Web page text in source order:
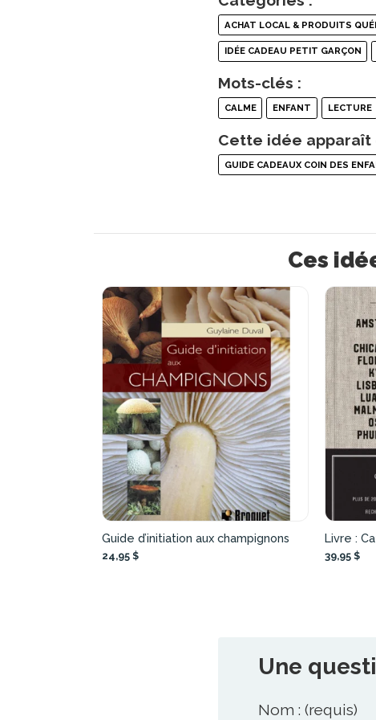
ACHAT LOCAL & PRODUITS
IDÉE CADEAU PETIT GARÇON
Mots-clés :
CALME ENFANT LECTURE
Cette idée apparaît
GUIDE CADEAUX COIN DES
Ces
Guide d’initiation aux champignons
24,95 $
Livre :
39,95 $
Une
Nom : (requis)